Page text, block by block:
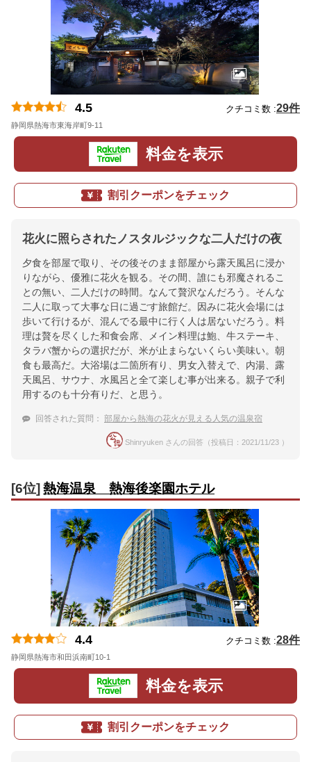
4.5 クチコミ数 :29件
静岡県熱海市東海岸町9-11
料金を表示
割引クーポンをチェック
花火に照らされたノスタルジックな二人だけの夜
夕食を部屋で取り、その後そのまま部屋から露天風呂に浸か
りながら、優雅に花火を観る。その間、誰にも邪魔されるこ
との無い、二人だけの時間。なんて贅沢なんだろう。そんな
二人に取って大事な日に過ごす旅館だ。因みに花火会場には
歩いて行けるが、混んでる最中に行く人は居ないだろう。料
理は贅を尽くした和食会席、メイン料理は鮑、牛ステーキ、
タラバ蟹からの選択だが、米が止まらないくらい美味い。朝
食も最高だ。大浴場は二箇所有り、男女入替えで、内湯、露
天風呂、サウナ、水風呂と全て楽しむ事が出来る。親子で利
用するのも十分有りだ、と思う。
回答された質問： 部屋から熱海の花火が見える人気の温泉宿
Shinryuken さんの回答（投稿日：2021/11/23 ）
[6位]熱海温泉 熱海後楽園ホテル
4.4 クチコミ数 :28件
静岡県熱海市和田浜南町10-1
料金を表示
割引クーポンをチェック